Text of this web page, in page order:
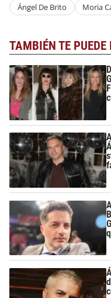
Ángel De Brito Moria
TAMBIÉN TE PUEDE